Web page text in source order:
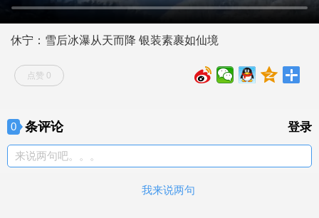
休宁：雪后冰瀑从天而降 银装素裹如仙境
点赞 0
0 条评论 登录
来说两句吧。。。
我来说两句